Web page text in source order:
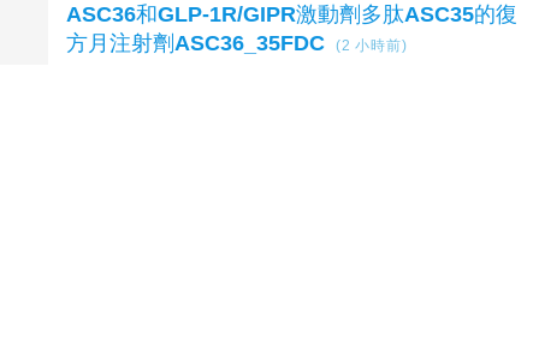
ASC36和GLP-1R/GIPR激動劑多肽ASC35的復
方月注射劑ASC36_35FDC
(2 小時前)